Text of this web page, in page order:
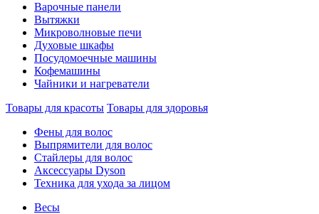
Варочные панели
Вытяжки
Микроволновые печи
Духовые шкафы
Посудомоечные машины
Кофемашины
Чайники и нагреватели
Товары для красоты Товары для здоровья
Фены для волос
Выпрямители для волос
Стайлеры для волос
Аксессуары Dyson
Техника для ухода за лицом
Весы